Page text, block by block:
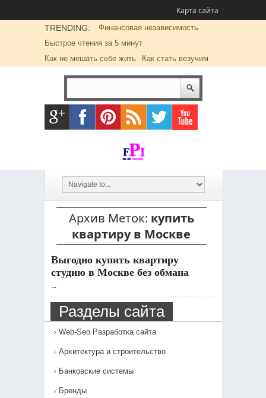
Карта сайта
TRENDING:
Финансовая независимость
Быстрое чтения за 5 минут
Как не мешать себе жить
Как стать везучим
Архив Меток: купить
квартиру в Москве
Выгодно купить квартиру
студию в Москве без обмана
...
Разделы сайта
Web-Seo Разработка сайта
Архитектура и строительство
Банковские системы
Бренды